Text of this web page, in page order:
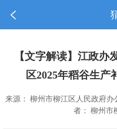
【文字解读】江政办
区2025年稻谷生产
来源： 柳州市柳江区人民政府
者： 柳州市